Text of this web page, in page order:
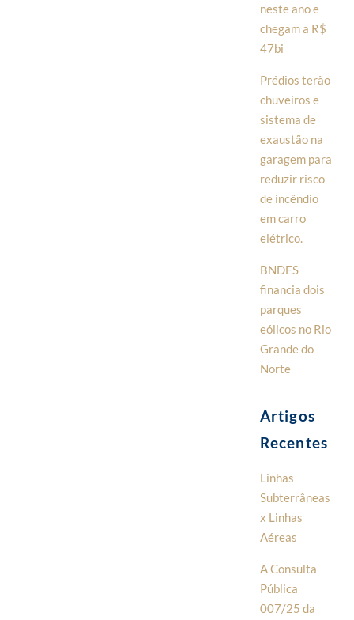
neste ano e
chegam a R$
47bi
Prédios terão
chuveiros e
sistema de
exaustão na
garagem para
reduzir risco
de incêndio
em carro
elétrico.
BNDES
financia dois
parques
eólicos no Rio
Grande do
Norte
Artigos
Recentes
Linhas
Subterrâneas
x Linhas
Aéreas
A Consulta
Pública
007/25 da